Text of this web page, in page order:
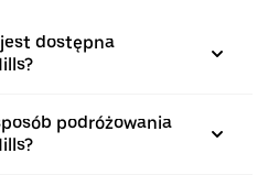
dostępna
podróżowania